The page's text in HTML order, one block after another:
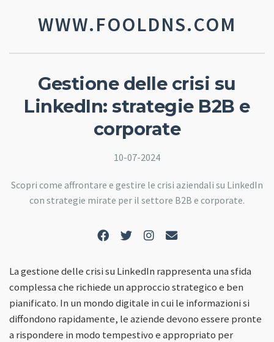
WWW.FOOLDNS.COM
Gestione delle crisi su
LinkedIn: strategie B2B e
corporate
10-07-2024
Scopri come affrontare e gestire le crisi aziendali su LinkedIn
con strategie mirate per il settore B2B e corporate.
La gestione delle crisi su LinkedIn rappresenta una sfida
complessa che richiede un approccio strategico e ben
pianificato. In un mondo digitale in cui le informazioni si
diffondono rapidamente, le aziende devono essere pronte
a rispondere in modo tempestivo e appropriato per